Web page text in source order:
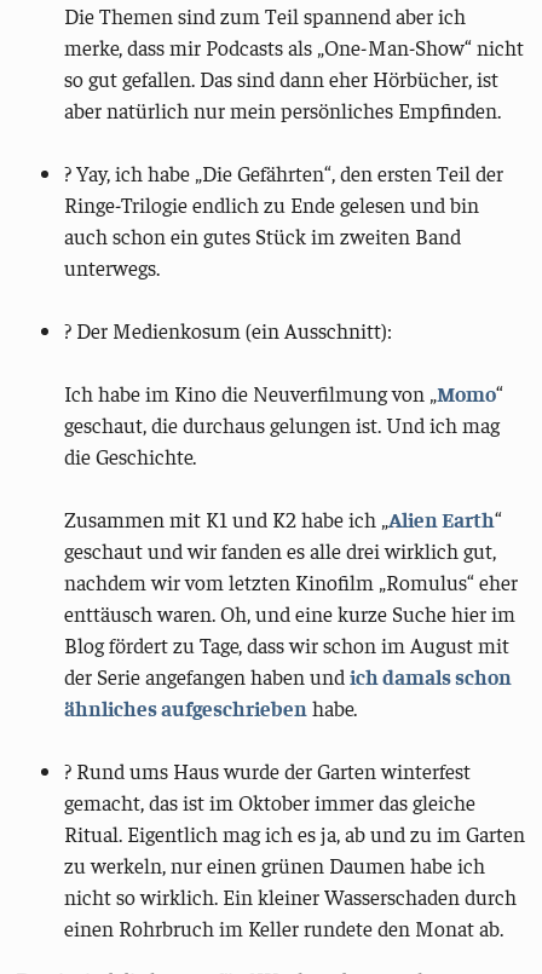
Die Themen sind zum Teil spannend aber ich
merke, dass mir Podcasts als „One-Man-Show“ nicht
so gut gefallen. Das sind dann eher Hörbücher, ist
aber natürlich nur mein persönliches Empfinden.
? Yay, ich habe „Die Gefährten“, den ersten Teil der
Ringe-Trilogie endlich zu Ende gelesen und bin
auch schon ein gutes Stück im zweiten Band
unterwegs.
? Der Medienkosum (ein Ausschnitt):
Ich habe im Kino die Neuverfilmung von „Momo“
geschaut, die durchaus gelungen ist. Und ich mag
die Geschichte.
Zusammen mit K1 und K2 habe ich „Alien Earth“
geschaut und wir fanden es alle drei wirklich gut,
nachdem wir vom letzten Kinofilm „Romulus“ eher
enttäusch waren. Oh, und eine kurze Suche hier im
Blog fördert zu Tage, dass wir schon im August mit
der Serie angefangen haben undich damals schon
ähnliches aufgeschrieben habe.
? Rund ums Haus wurde der Garten winterfest
gemacht, das ist im Oktober immer das gleiche
Ritual. Eigentlich mag ich es ja, ab und zu im Garten
zu werkeln, nur einen grünen Daumen habe ich
nicht so wirklich. Ein kleiner Wasserschaden durch
einen Rohrbruch im Keller rundete den Monat ab.